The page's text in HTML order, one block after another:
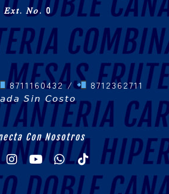
𝑁𝑜. 0
8711160432 /
8712362711
𝘚𝘪𝘯 𝘊𝘰𝘴𝘵𝘰
Con Nosotros